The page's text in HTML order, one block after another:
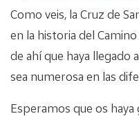
Como veis, la Cruz de
en la historia del
de ahí que haya llegado
sea numerosa en las
Esperamos que os